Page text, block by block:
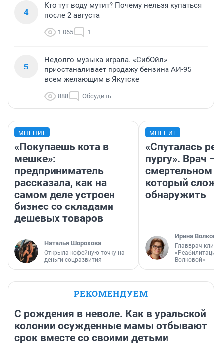
4
Кто тут воду мутит? Почему нельзя купаться
после 2 августа
1 065 1
5
Недолго музыка играла. «СибОйл»
приостаналивает продажу бензина АИ-95
всем желающим в Якутске
888 Обсудить
МНЕНИЕ
«Покупаешь кота в
мешке»:
предприниматель
рассказала, как на
самом деле устроен
бизнес со складами
дешевых товаров
Наталья Шорохова
Открыла кофейную точку на
деньги соцразвития
МНЕНИЕ
«Спуталась
пургу». Врач —
смертельном
который
обнаружить
Ирина Волкова
Главврач
«Реабилитация
Волковой»
РЕКОМЕНДУЕМ
С рождения в неволе. Как в уральской
колонии осужденные мамы отбывают
срок вместе со своими детьми